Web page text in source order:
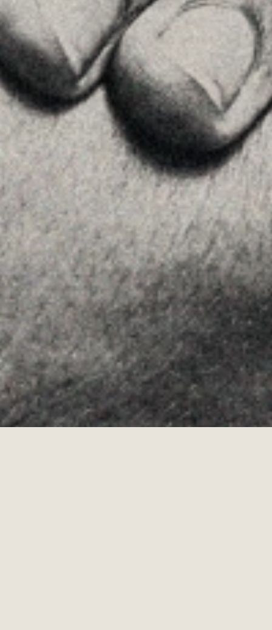
La Firma
Equipo
Asesoramiento
Insights
Contactar
SÍGUENOS
Linkedin
Instagram
Youtube
Allyon — Barcelona, Spain
Copyrights © 2026 AVISO LEGAL
POLÍTICA DE COOKIES· POLÍTICA DE PRIVACIDAD